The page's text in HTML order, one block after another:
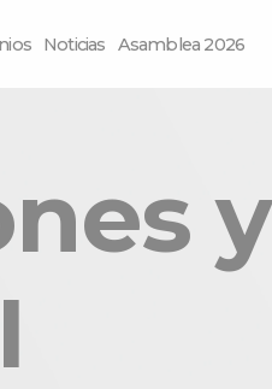
Noticias Asamblea 2026
y